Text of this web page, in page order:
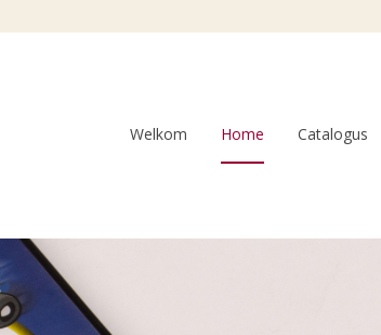
Welkom Home Catalogus